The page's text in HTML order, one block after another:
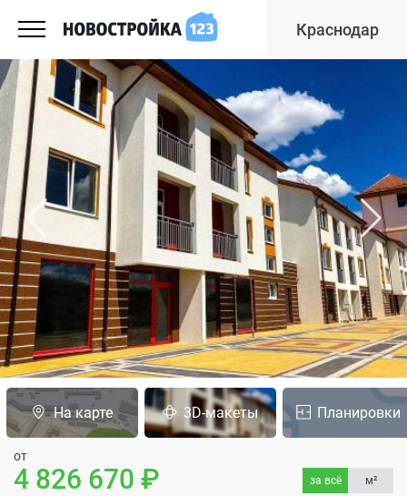
Краснодар
На карте 3D-макеты Планировки
от
4 826 670 за всё м²